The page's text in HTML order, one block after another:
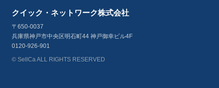
クイック・ネットワーク株式会社
〒650-0037
兵庫県神戸市中央区明石町44 神戸御幸ビル4F
0120-926-901
© SellCa ALL RIGHTS RESERVED